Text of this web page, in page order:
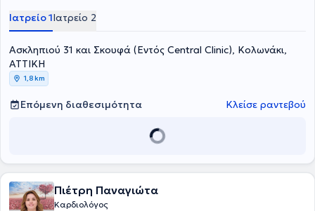
Ιατρείο 1Ιατρείο 2
Ασκληπιού 31 και Σκουφά (Εντός Central Clinic), Κολωνάκι,
ΑΤΤΙΚΗ
1,8 km
Επόμενη διαθεσιμότητα Κλείσε ραντεβού
Πιέτρη Παναγιώτα
Καρδιολόγος